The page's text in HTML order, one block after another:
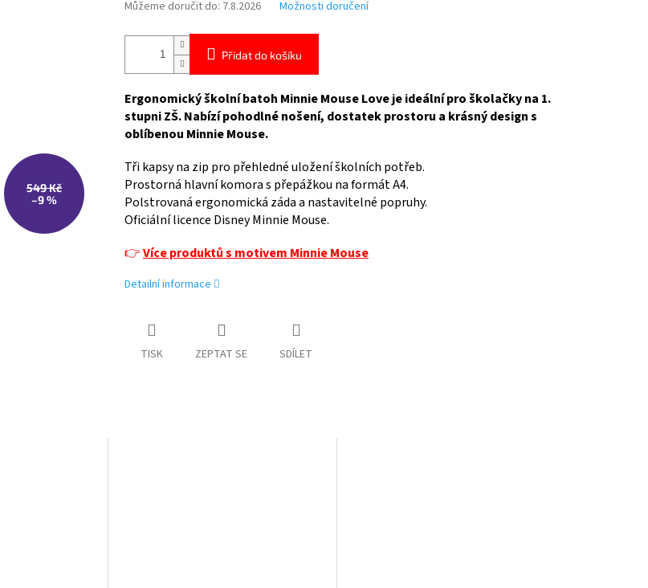
549 Kč
–9 %
Můžeme doručit do: 7.8.2026 Možnosti doručení
Přidat do košíku
Ergonomický školní batoh Minnie Mouse Love je ideální pro školačky na 1.
stupni ZŠ. Nabízí pohodlné nošení, dostatek prostoru a krásný design s
oblíbenou Minnie Mouse.
Tři kapsy na zip pro přehledné uložení školních potřeb.
Prostorná hlavní komora s přepážkou na formát A4.
Polstrovaná ergonomická záda a nastavitelné popruhy.
Oficiální licence Disney Minnie Mouse.
👉Více produktů s motivem Minnie Mouse
Detailní informace
TISK ZEPTAT SE SDÍLET